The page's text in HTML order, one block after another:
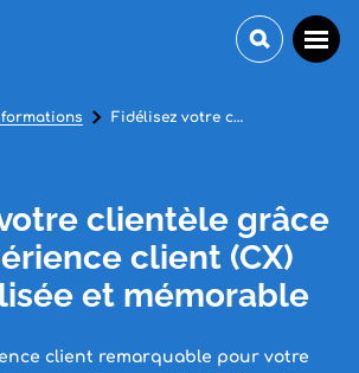
clientèle grâce
client (CX)
et mémorable
client remarquable pour votre
Fidélisez votre clientèle grâce à une expérience client (CX) personnalisée et mémorable